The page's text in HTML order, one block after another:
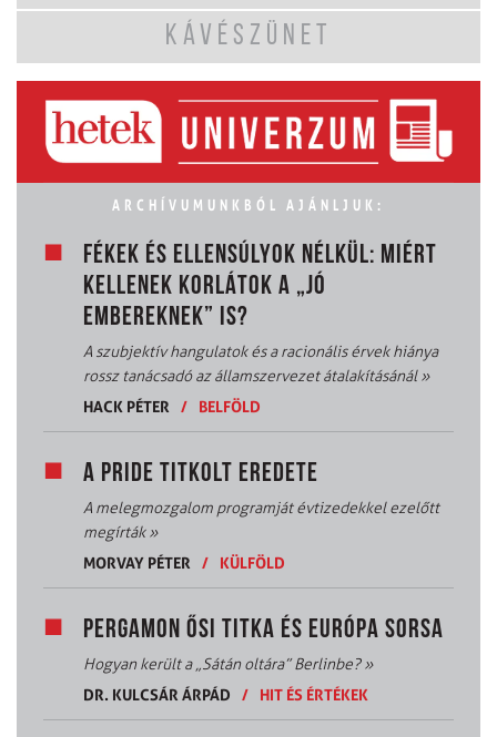
KÁVÉSZÜNET
ARCHÍVUMUNKBÓL AJÁNLJUK:
FÉKEK ÉS ELLENSÚLYOK NÉLKÜL: MIÉRT
KELLENEK KORLÁTOK A „JÓ
EMBEREKNEK” IS?
A szubjektív hangulatok és a racionális érvek hiánya
rossz tanácsadó az államszervezet átalakításánál»
HACK PÉTER
/ BELFÖLD
A PRIDE TITKOLT EREDETE
A melegmozgalom programját évtizedekkel ezelőtt
megírták»
MORVAY PÉTER
/ KÜLFÖLD
PERGAMON ŐSI TITKA ÉS EURÓPA SORSA
Hogyan került a „Sátán oltára” Berlinbe?»
DR. KULCSÁR ÁRPÁD
/ HIT ÉS ÉRTÉKEK